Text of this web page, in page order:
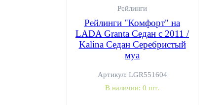
Рейлинги
Рейлинги "Комфорт" на
LADA Granta Седан с 2011 /
Kalina Седан Серебристый
муа
Артикул: LGR551604
В наличии: 0 шт.